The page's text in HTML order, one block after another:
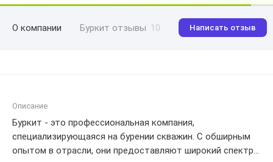
О компании Буркит отзывы 10 Написать отзыв
Описание
Буркит - это профессиональная компания,
специализирующаяся на бурении скважин. С обширным
опытом в отрасли, они предоставляют широкий спектр